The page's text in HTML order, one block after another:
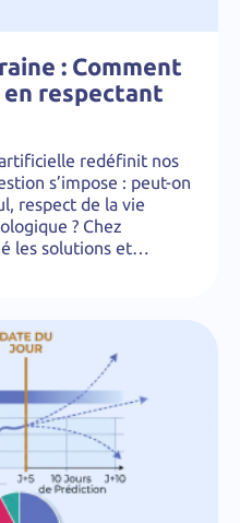
: Comment
respectant
redéfinit nos
s’impose : peut-on
respect de la vie
? Chez
les solutions et…